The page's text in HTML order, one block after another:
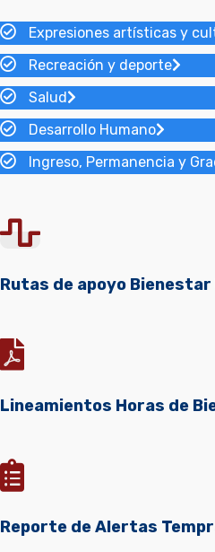
Expresiones artísticas y
Recreación y deporte
Salud
Desarrollo Humano
Ingreso, Permanencia y
Rutas de apoyo
Lineamientos Horas de
Reporte de Alertas